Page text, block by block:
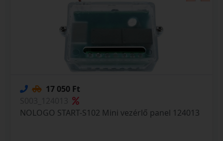
17 050 Ft
NOLOGO START-S102 Mini vezérlő panel 124013